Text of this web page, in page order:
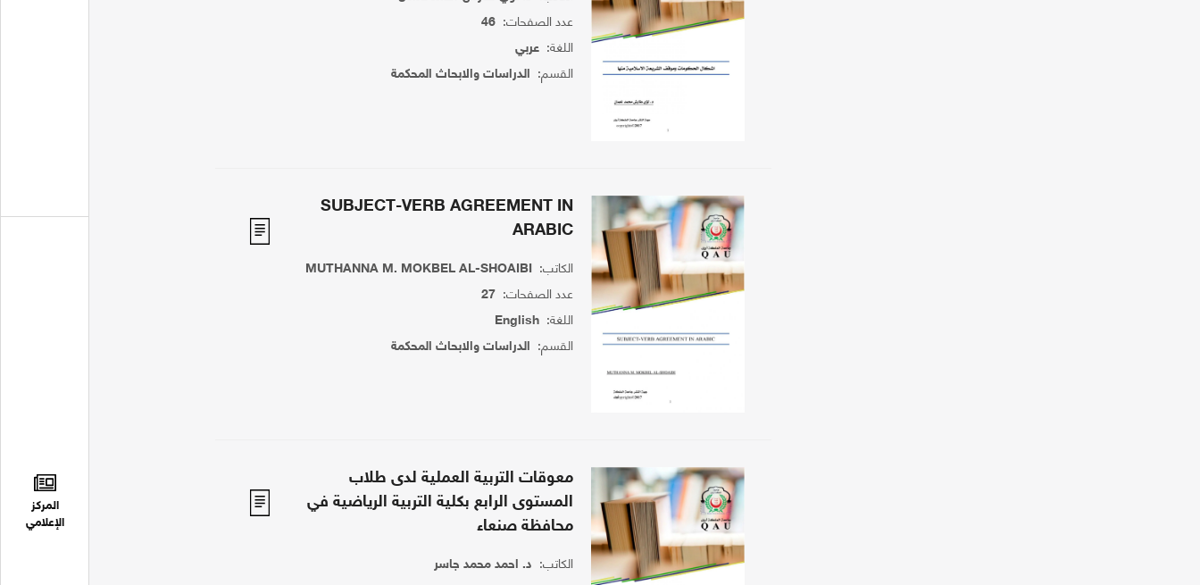
المركز
الإعلامي
عدد الصفحات:46
اللغة:عربي
القسم: الدراسات والابحاث المحكمة
SUBJECT-VERB AGREEMENT IN
ARABIC
الكاتب:MUTHANNA M. MOKBEL AL-SHOAIBI
عدد الصفحات:27
اللغة:English
القسم: الدراسات والابحاث المحكمة
معوقات التربية العملية لدى طلاب
المستوى الرابع بكلية التربية الرياضية في
محافظة صنعاء
الكاتب: د. احمد محمد جاسر